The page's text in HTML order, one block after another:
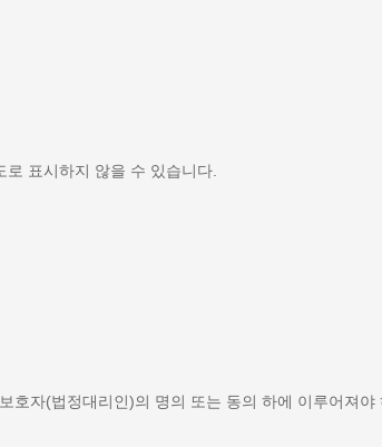
표시하지 않을 수 있습니다.
자(법정대리인)의 명의 또는 동의 하에 이루어져야